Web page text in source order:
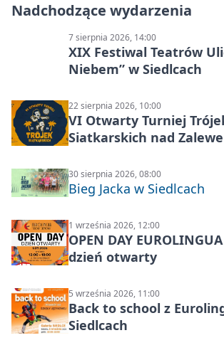
Nadchodzące wydarzenia
7 sierpnia 2026, 14:00
XIX Festiwal Teatrów
Niebem” w Siedlcach
22 sierpnia 2026, 10:00
VI Otwarty Turniej
Siatkarskich nad
30 sierpnia 2026, 08:00
Bieg Jacka w Siedlcach
1 września 2026, 12:00
OPEN DAY EUROLINGUA
dzień otwarty
5 września 2026, 11:00
Back to school z
Siedlcach